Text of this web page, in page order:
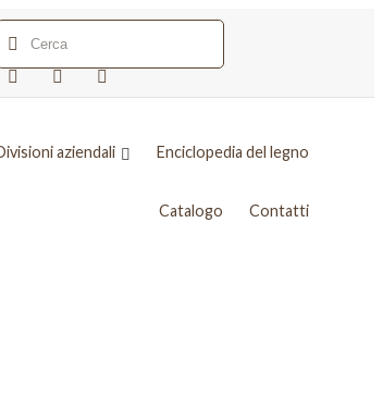
aziendali Enciclopedia del legno
Catalogo Contatti